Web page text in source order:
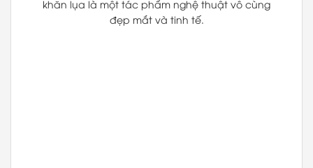
khăn lụa là một tác phẩm nghệ thuật vô cùng
đẹp mắt và tinh tế.